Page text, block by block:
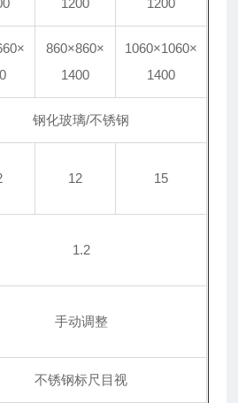
1200
1200
×
860×860×
1400
1060×1060×
1400
钢化玻璃/不锈钢
12 15
1.2
手动调整
不锈钢标尺目视